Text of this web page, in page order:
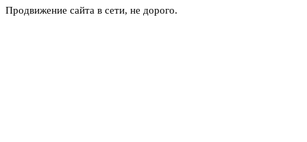
Продвижение сайта в сети, не дорого.